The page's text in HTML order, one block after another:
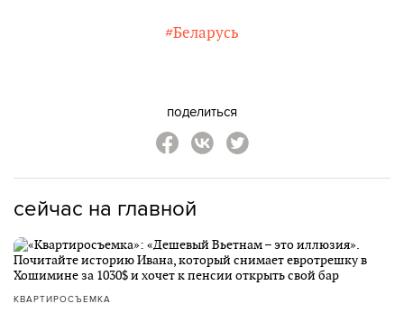
#Беларусь
поделиться
сейчас на главной
КВАРТИРОСЪЕМКА